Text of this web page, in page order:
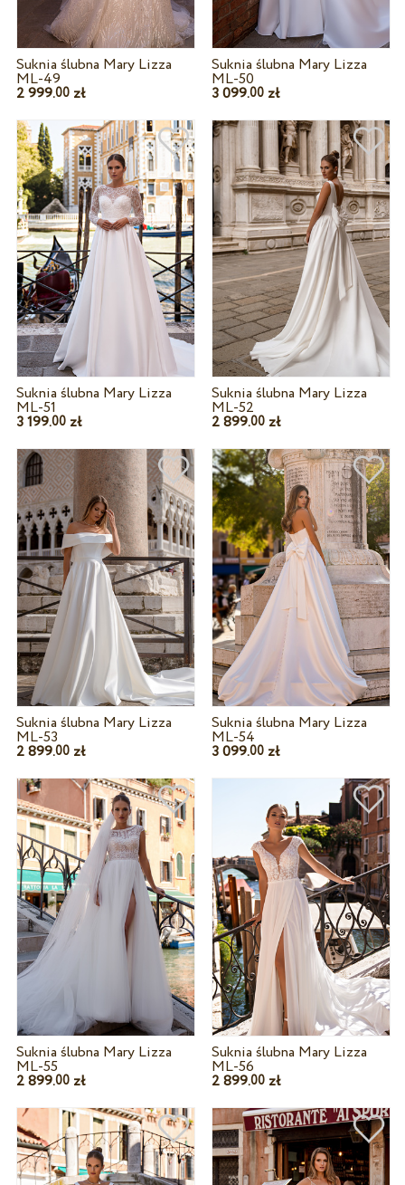
Suknia ślubna Mary Lizza
ML-49
2 999.00zł
Suknia ślubna Mary Lizza
ML-50
3 099.00 zł
Suknia ślubna Mary Lizza
ML-51
3 199.00zł
Suknia ślubna Mary Lizza
ML-52
2 899.00 zł
Suknia ślubna Mary Lizza
ML-53
2 899.00zł
Suknia ślubna Mary Lizza
ML-54
3 099.00 zł
Suknia ślubna Mary Lizza
ML-55
2 899.00zł
Suknia ślubna Mary Lizza
ML-56
2 899.00 zł